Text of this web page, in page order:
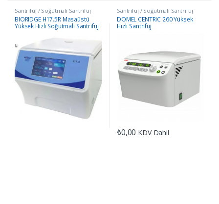
Santrifüj / Soğutmalı Santrifüj
BIORIDGE H17.5R Masaüstü
Yüksek Hızlı Soğutmalı Santrifüj
Santrifüj / Soğutmalı Santrifüj
DOMEL CENTRIC 260 Yüksek
Hızlı Santrifüj
₺0,00 KDV Dahil